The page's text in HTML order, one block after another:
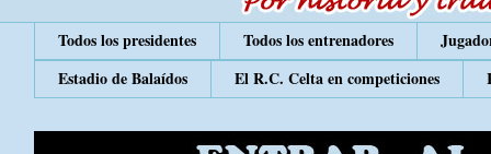
Todos los presidentes Todos los entrenadores
Estadio de Balaídos
El R.C. Celta en competiciones